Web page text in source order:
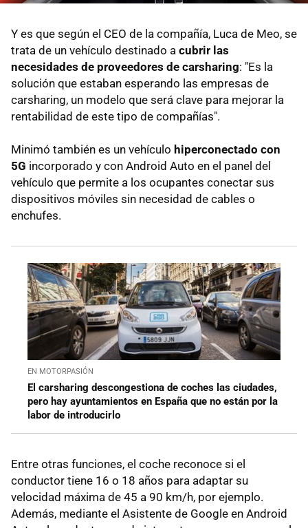
Y es que según el CEO de la compañía, Luca de Meo, se
trata de un vehículo destinado a cubrir las
necesidades de proveedores de carsharing: "Es la
solución que estaban esperando las empresas de
carsharing, un modelo que será clave para mejorar la
rentabilidad de este tipo de compañías".
Minimó también es un vehículo hiperconectado con
5G incorporado y con Android Auto en el panel del
vehículo que permite a los ocupantes conectar sus
dispositivos móviles sin necesidad de cables o
enchufes.
EN MOTORPASIÓN
El carsharing descongestiona de coches las ciudades,
pero hay ayuntamientos en España que no están por la
labor de introducirlo
Entre otras funciones, el coche reconoce si el
conductor tiene 16 o 18 años para adaptar su
velocidad máxima de 45 a 90 km/h, por ejemplo.
Además, mediante el Asistente de Google en Android